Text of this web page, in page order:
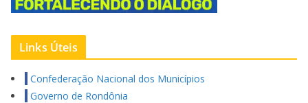
Links Úteis
Confederação Nacional dos Municípios
Governo de Rondônia